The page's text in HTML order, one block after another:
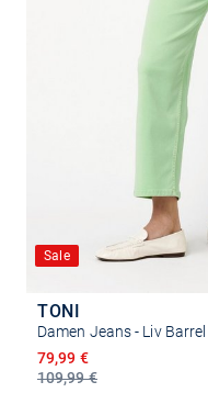
Sale
TONI
Damen Jeans - Liv Barrel
109,99 €
Ermäßigter Preis
79,99 €